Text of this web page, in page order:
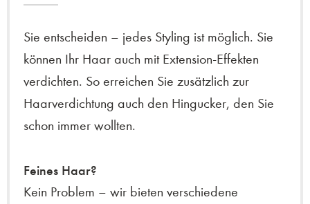
Sie entscheiden – jedes Styling ist möglich. Sie
können Ihr Haar auch mit Extension-Effekten
verdichten. So erreichen Sie zusätzlich zur
Haarverdichtung auch den Hingucker, den Sie
schon immer wollten.
Feines Haar?
Kein Problem – wir bieten verschiedene